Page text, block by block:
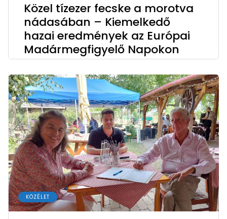
Közel tízezer fecske a morotva
nádasában – Kiemelkedő
hazai eredmények az Európai
Madármegfigyelő Napokon
KÖZÉLET